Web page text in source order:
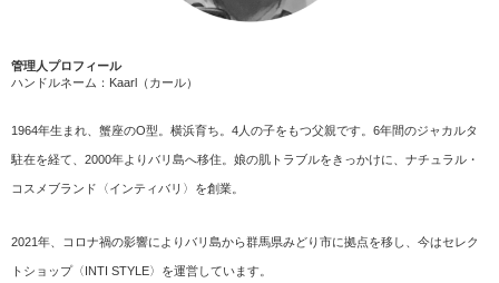
管理人プロフィール
ハンドルネーム：Kaarl（カール）
1964年生まれ、蟹座のO型。横浜育ち。4人の子をもつ父親です。6年間のジャカルタ
駐在を経て、2000年よりバリ島へ移住。娘の肌トラブルをきっかけに、ナチュラル・
コスメブランド〈インティバリ〉を創業。
2021年、コロナ禍の影響によりバリ島から群馬県みどり市に拠点を移し、今はセレク
トショップ〈INTI STYLE〉を運営しています。